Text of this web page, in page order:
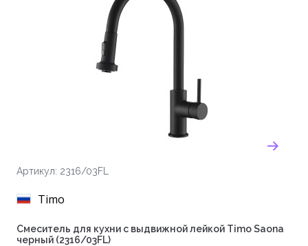
Артикул: 2316/03FL
Timo
Смеситель для кухни с выдвижной лейкой Timo Saona
черный (2316/03FL)